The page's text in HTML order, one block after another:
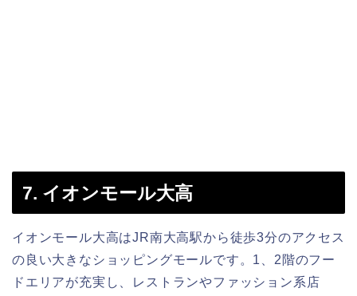
7. イオンモール大高
イオンモール大高はJR南大高駅から徒歩3分のアクセス
の良い大きなショッピングモールです。1、2階のフー
ドエリアが充実し、レストランやファッション系店